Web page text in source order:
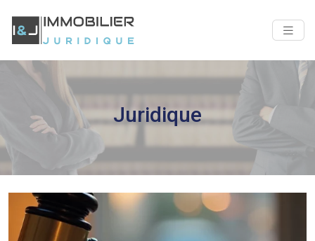
Juridique